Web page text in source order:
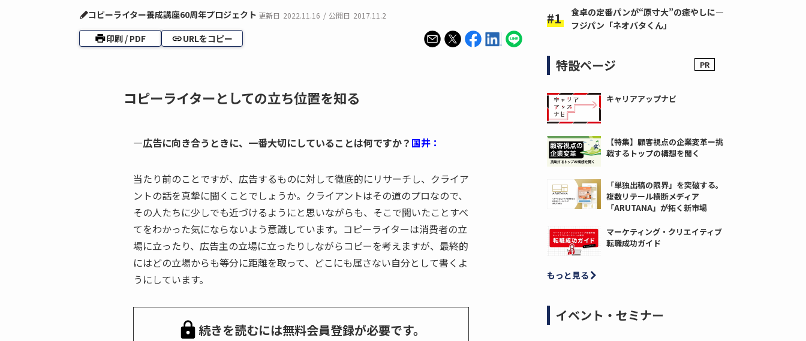
コピーライター養成講座60周年プロジェクト 更新日 2022.11.16 / 公開日 2017.11.2
印刷 / PDF URLをコピー
コピーライターとしての立ち位置を知る
—広告に向き合うときに、一番大切にしていることは何ですか？ 国井：
当たり前のことですが、広告するものに対して徹底的にリサーチし、クライア
ントの話を真摯に聞くことでしょうか。クライアントはその道のプロなので、
その人たちに少しでも近づけるようにと思いながらも、そこで聞いたことすべ
てをわかった気にならないよう意識しています。コピーライターは消費者の立
場に立ったり、広告主の立場に立ったりしながらコピーを考えますが、最終的
にはどの立場からも等分に距離を取って、どこにも属さない自分として書くよ
うにしています。
続きを読むには無料会員登録が必要です。
食卓の定番パンが“原寸大”の癒やしに―
フジパン「ネオバタくん」
特設ページ
キャリアアップナビ
【特集】顧客視点の企業変革ー挑
戦するトップの構想を聞く
「単独出稿の限界」を突破する。
複数リテール横断メディア
「ARUTANA」が拓く新市場
マーケティング・クリエイティブ
転職成功ガイド
もっと見る
イベント・セミナー